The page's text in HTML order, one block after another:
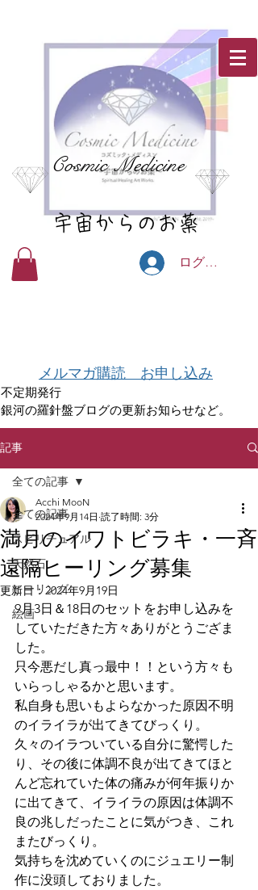
Cosmic Medicine
宇宙からのお薬
ログイン
メルマガ購読 お申し込み
不定期発行
銀河の羅針盤ブログの更新お知らせなど。
記事
全ての記事
スピリチュアル
天然石
ヒーリング
絵画
全ての記事
満月のイワトビラキ・一斉
遠隔ヒーリング募集
Acchi MooN
2024年9月14日 読了時間: 3分
更新日：2024年9月19日
9月3日＆18日のセットをお申し込みを
していただきた方々ありがとうござま
した。
只今悪だし真っ最中！！という方々も
いらっしゃるかと思います。
私自身も思いもよらなかった原因不明
のイライラが出てきてびっくり。
久々のイラついている自分に驚愕した
り、その後に体調不良が出てきてほと
んど忘れていた体の痛みが何年振りか
に出てきて、イライラの原因は体調不
良の兆しだったことに気がつき、これ
またびっくり。
気持ちを沈めていくのにジュエリー制
作に没頭しておりました。